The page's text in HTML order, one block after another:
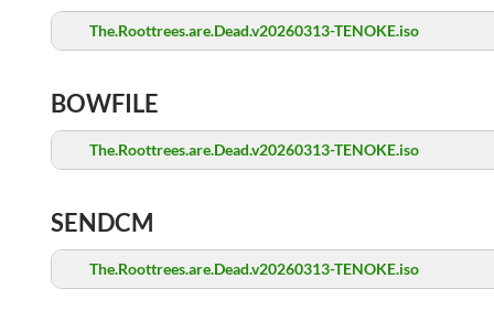
The.Roottrees.are.Dead.v20260313-TENOKE.iso
BOWFILE
The.Roottrees.are.Dead.v20260313-TENOKE.iso
SENDCM
The.Roottrees.are.Dead.v20260313-TENOKE.iso